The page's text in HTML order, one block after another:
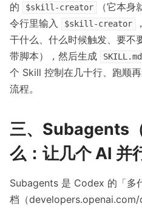
的
$skill-creator
（它本
令行里输入
$skill-creator
干什么、什么时候触发、要不
带脚本），然后生成
SKILL.md
个 Skill 控制在几十行、跑顺
流程。
三、Subagents
么：让几个 AI 并
Subagents 是 Codex 的「多
档（developers.openai.com/